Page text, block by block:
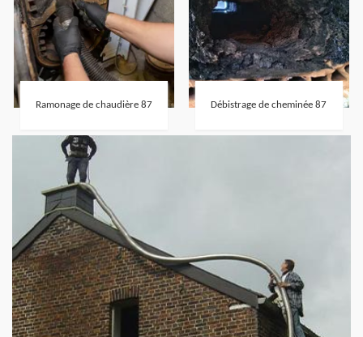
Ramonage de chaudière 87 Débistrage de cheminée 87